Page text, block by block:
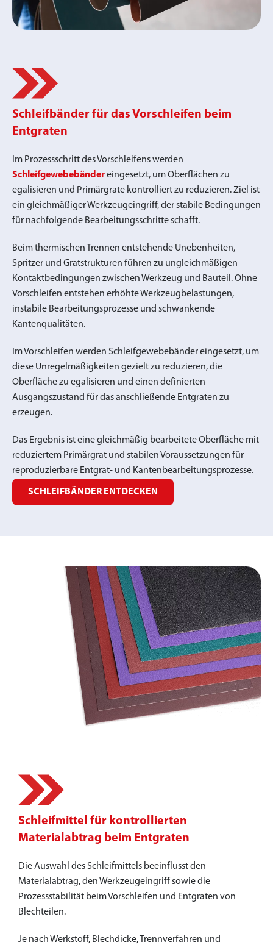
Schleifbänder für das Vorschleifen beim
Entgraten
Im Prozessschritt des Vorschleifens werden
Schleifgewebebändereingesetzt, um Oberflächen zu
egalisieren und Primärgrate kontrolliert zu reduzieren. Ziel ist
ein gleichmäßiger Werkzeugeingriff, der stabile Bedingungen
für nachfolgende Bearbeitungsschritte schafft.
Beim thermischen Trennen entstehende Unebenheiten,
Spritzer und Gratstrukturen führen zu ungleichmäßigen
Kontaktbedingungen zwischen Werkzeug und Bauteil. Ohne
Vorschleifen entstehen erhöhte Werkzeugbelastungen,
instabile Bearbeitungsprozesse und schwankende
Kantenqualitäten.
Im Vorschleifen werden Schleifgewebebänder eingesetzt, um
diese Unregelmäßigkeiten gezielt zu reduzieren, die
Oberfläche zu egalisieren und einen definierten
Ausgangszustand für das anschließende Entgraten zu
erzeugen.
Das Ergebnis ist eine gleichmäßig bearbeitete Oberfläche mit
reduziertem Primärgrat und stabilen Voraussetzungen für
reproduzierbare Entgrat- und Kantenbearbeitungsprozesse.
SCHLEIFBÄNDER ENTDECKEN
Schleifmittel für kontrollierten
Materialabtrag beim Entgraten
Die Auswahl des Schleifmittels beeinflusst den
Materialabtrag, den Werkzeugeingriff sowie die
Prozessstabilität beim Vorschleifen und Entgraten von
Blechteilen.
Je nach Werkstoff, Blechdicke, Trennverfahren und